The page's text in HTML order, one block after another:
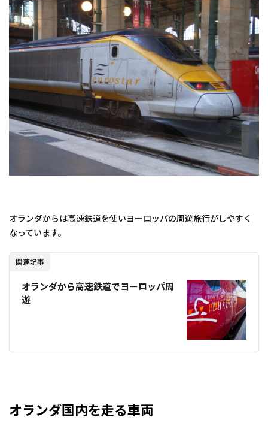
オランダからは高速鉄道を使いヨーロッパの周遊旅行がしやすく
なっています。
関連記事
オランダから高速鉄道でヨーロッパ周
遊
オランダ国内を走る車両